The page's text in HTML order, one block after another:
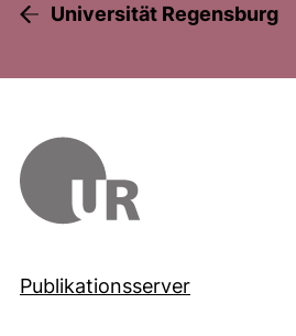
Universität Regensburg
Publikationsserver